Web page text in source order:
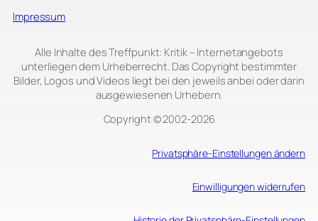
Impressum
Alle Inhalte des Treffpunkt: Kritik – Internetangebots
unterliegen dem Urheberrecht. Das Copyright bestimmter
Bilder, Logos und Videos liegt bei den jeweils anbei oder darin
ausgewiesenen Urhebern.
Copyright © 2002‑2026
Privatsphäre-Einstellungen ändern
Einwilligungen widerrufen